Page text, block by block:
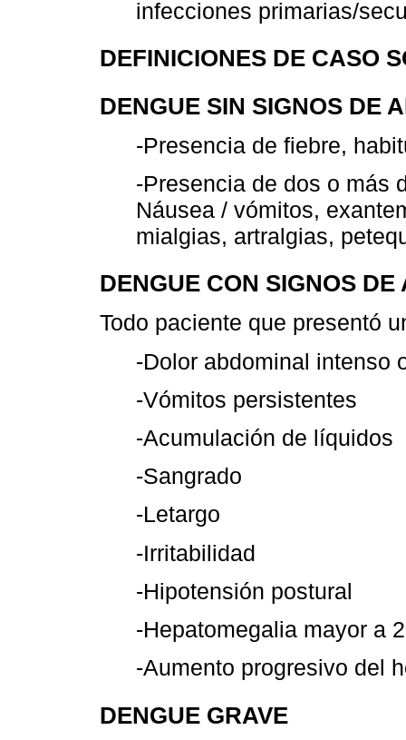
infecciones primarias/
DEFINICIONES DE CASO
DENGUE SIN SIGNOS DE
-Presencia de fiebre,
-Presencia de dos o más
Náusea / vómitos,
mialgias, artralgias,
DENGUE CON SIGNOS
Todo paciente que presentó
-Dolor abdominal intenso
-Vómitos persistentes
-Acumulación de líquidos
-Sangrado
-Letargo
-Irritabilidad
-Hipotensión postural
-Hepatomegalia mayor a
-Aumento progresivo del
DENGUE GRAVE